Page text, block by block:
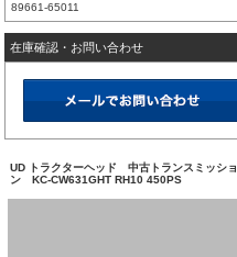
89661-65011
在庫確認・お問い合わせ
UD トラクターヘッド 中古トランスミッショ
ン KC-CW631GHT RH10 450PS